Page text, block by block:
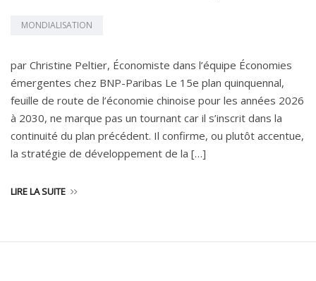
MONDIALISATION
par Christine Peltier, Économiste dans l’équipe Économies
émergentes chez BNP-Paribas Le 15e plan quinquennal,
feuille de route de l’économie chinoise pour les années 2026
à 2030, ne marque pas un tournant car il s’inscrit dans la
continuité du plan précédent. Il confirme, ou plutôt accentue,
la stratégie de développement de la […]
LIRE LA SUITE